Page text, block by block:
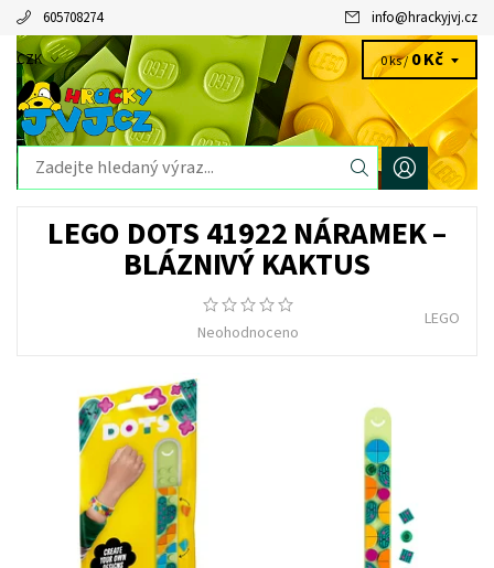
605708274 info@hrackyjvj.cz
CZK 0 ks /0 Kč
LEGO DOTS 41922 NÁRAMEK –
BLÁZNIVÝ KAKTUS
Neohodnoceno
LEGO